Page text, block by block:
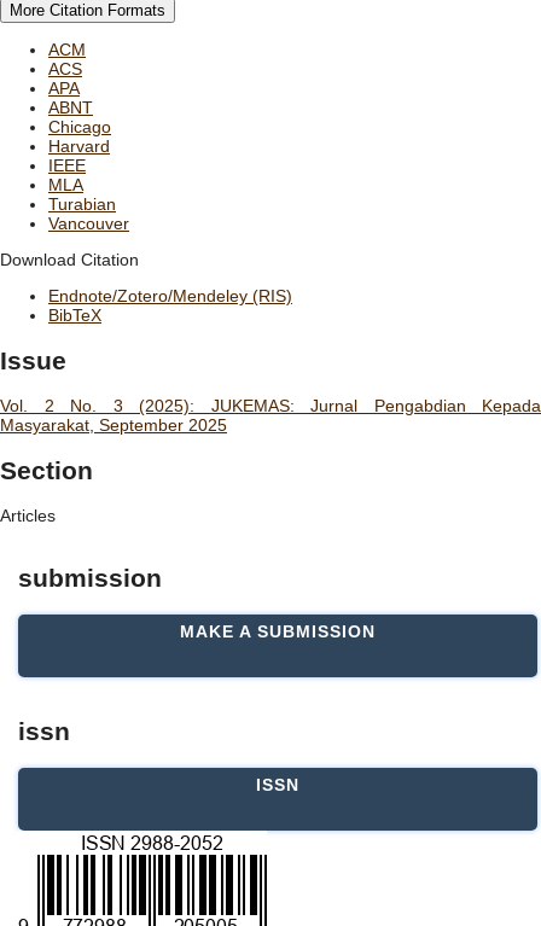
More Citation Formats
ACM
ACS
APA
ABNT
Chicago
Harvard
IEEE
MLA
Turabian
Vancouver
Download Citation
Endnote/Zotero/Mendeley (RIS)
BibTeX
Issue
Vol. 2 No. 3 (2025): JUKEMAS: Jurnal Pengabdian Kepada
Masyarakat, September 2025
Section
Articles
submission
MAKE A SUBMISSION
issn
ISSN